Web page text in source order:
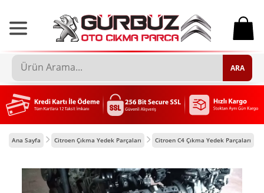
0
ARA
Ana Sayfa Citroen Çıkma Yedek Parçaları Citroen C4 Çıkma Yedek Parçaları